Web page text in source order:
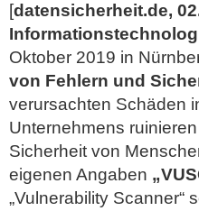
[datensicherheit.de,
Oktober 2019 in
von Fehlern und
verursachten Schäden
Unternehmens ruinieren
Sicherheit von
eigenen Angaben
„Vulnerability Scanner“